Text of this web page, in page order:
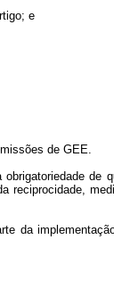
e
de GEE.
de
reciprocidade,
da